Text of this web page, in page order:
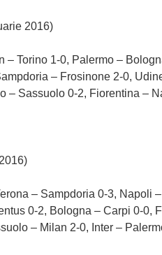
2016)
– Torino 1-0, Palermo –
– Frosinone 2-0,
– Sassuolo 0-2, Fiorentina –
– Sampdoria 0-3, Napoli
0-2, Bologna – Carpi 0-0,
– Milan 2-0, Inter –